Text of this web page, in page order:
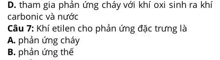
D. tham gia phản ứng cháy với khí oxi sinh ra khí
carbonic và nước
Câu 7: Khí etilen cho phản ứng đặc trưng là
A. phản ứng cháy
B. phản ứng thế